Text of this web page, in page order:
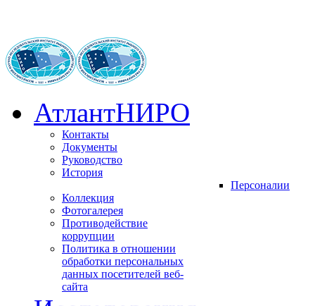
АтлантНИРО
Контакты
Документы
Руководство
История
Персоналии
Коллекция
Фотогалерея
Противодействие
коррупции
Политика в отношении
обработки персональных
данных посетителей веб-
сайта